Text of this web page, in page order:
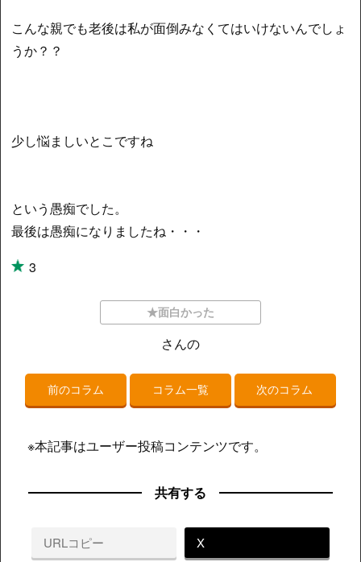
こんな親でも老後は私が面倒みなくてはいけないんでしょ
うか？？
少し悩ましいとこですね
という愚痴でした。
最後は愚痴になりましたね・・・
3
★面白かった
さんの
前のコラム コラム一覧 次のコラム
※本記事はユーザー投稿コンテンツです。
共有する
URLコピー X